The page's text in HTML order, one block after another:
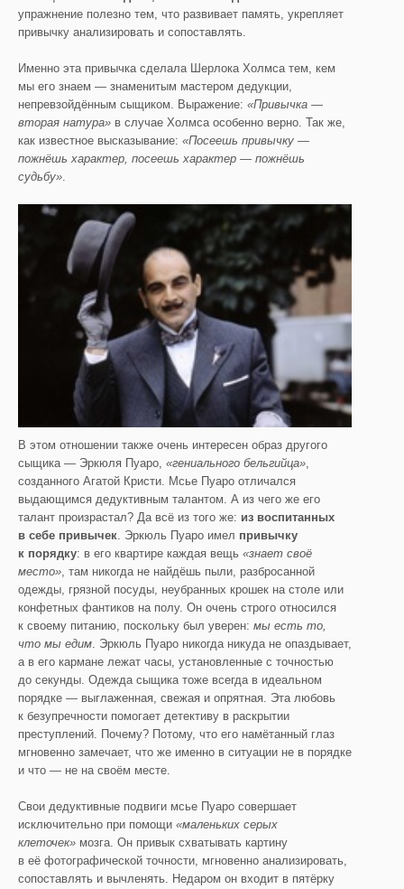
упражнение полезно тем, что развивает память, укрепляет
привычку анализировать и сопоставлять.
Именно эта привычка сделала Шерлока Холмса тем, кем
мы его знаем — знаменитым мастером дедукции,
непревзойдённым сыщиком. Выражение: «Привычка —
вторая натура» в случае Холмса особенно верно. Так же,
как известное высказывание: «Посеешь привычку —
пожнёшь характер, посеешь характер — пожнёшь
судьбу».
В этом отношении также очень интересен образ другого
сыщика — Эркюля Пуаро, «гениального бельгийца»,
созданного Агатой Кристи. Мсье Пуаро отличался
выдающимся дедуктивным талантом. А из чего же его
талант произрастал? Да всё из того же: из воспитанных
в себе привычек. Эркюль Пуаро имел привычку
к порядку: в его квартире каждая вещь «знает своё
место», там никогда не найдёшь пыли, разбросанной
одежды, грязной посуды, неубранных крошек на столе или
конфетных фантиков на полу. Он очень строго относился
к своему питанию, поскольку был уверен: мы есть то,
что мы едим. Эркюль Пуаро никогда никуда не опаздывает,
а в его кармане лежат часы, установленные с точностью
до секунды. Одежда сыщика тоже всегда в идеальном
порядке — выглаженная, свежая и опрятная. Эта любовь
к безупречности помогает детективу в раскрытии
преступлений. Почему? Потому, что его намётанный глаз
мгновенно замечает, что же именно в ситуации не в порядке
и что — не на своём месте.
Свои дедуктивные подвиги мсье Пуаро совершает
исключительно при помощи «маленьких серых
клеточек» мозга. Он привык схватывать картину
в её фотографической точности, мгновенно анализировать,
сопоставлять и вычленять. Недаром он входит в пятёрку